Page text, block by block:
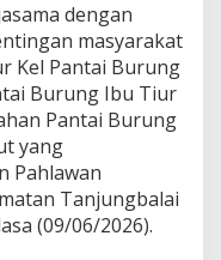
dengan
masyarakat
Kel Pantai Burung
Burung Ibu Tiur
Pantai Burung
yang
Pahlawan
Tanjungbalai
(09/06/2026).